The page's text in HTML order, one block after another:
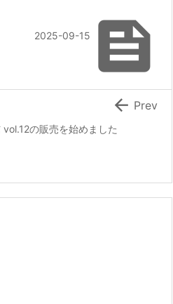

2025-09-15
の販売を始めました
 Prev